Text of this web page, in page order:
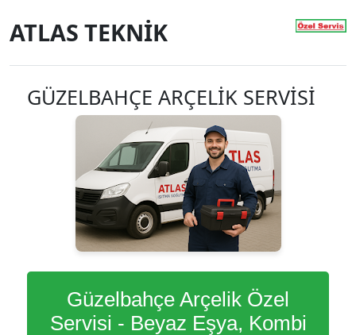
ATLAS TEKNİK
GÜZELBAHÇE ARÇELİK SERVİSİ
Güzelbahçe Arçelik Özel
Servisi - Beyaz Eşya, Kombi